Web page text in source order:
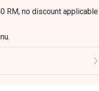
RM, no discount applicable